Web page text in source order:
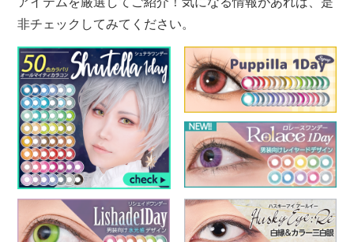
非チェックしてみてください。